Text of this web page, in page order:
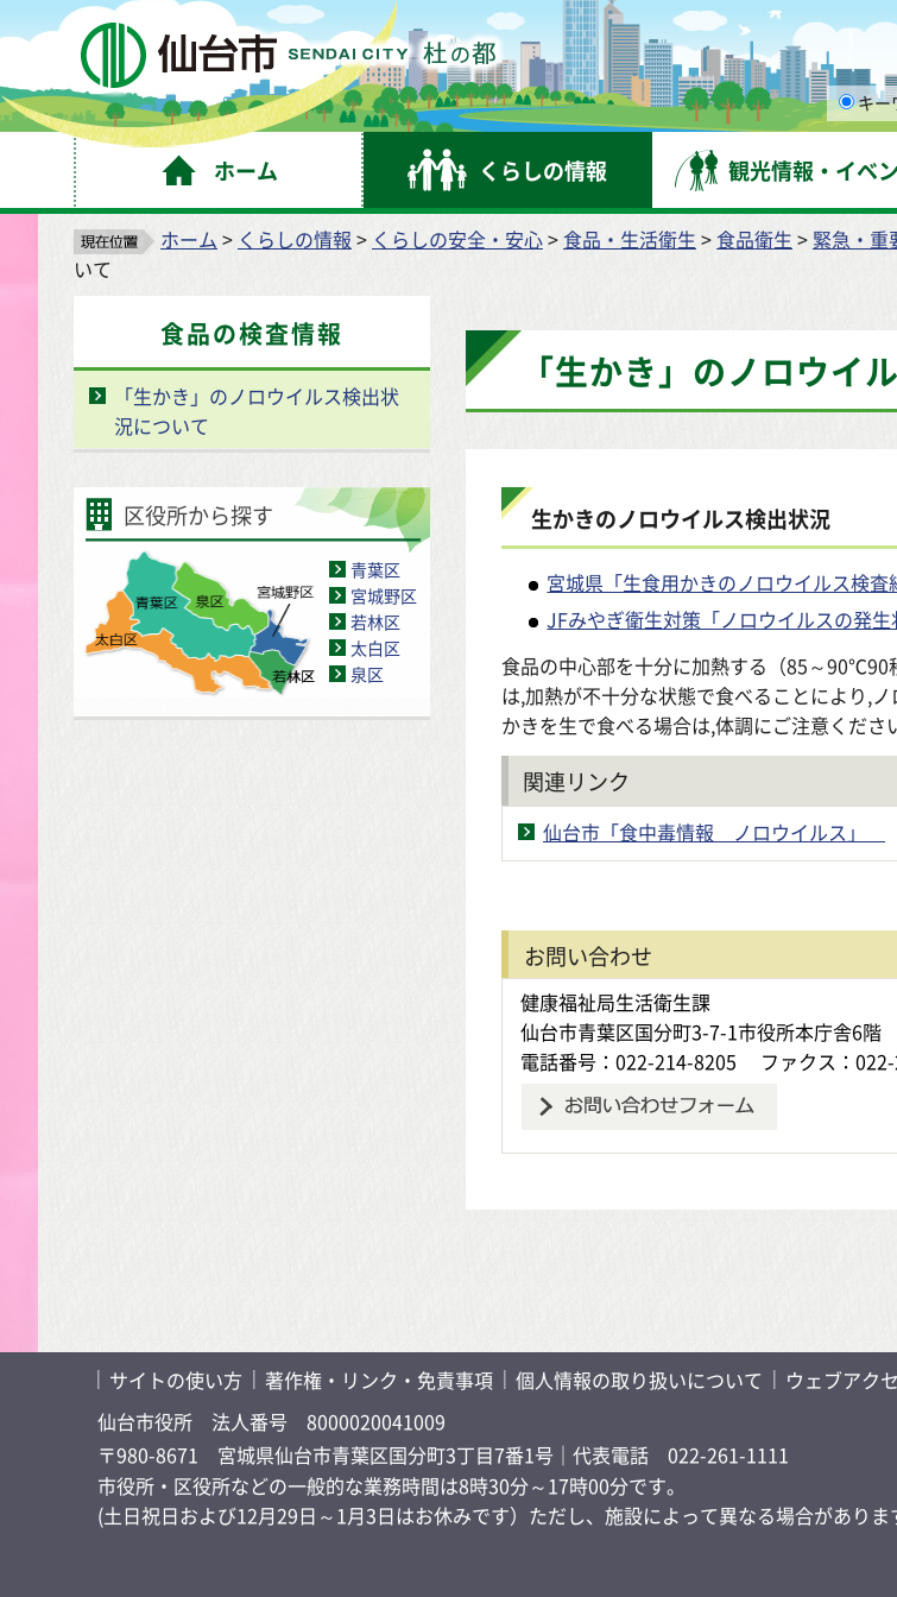
仙台市
キー
ホーム くらしの情報 観光情報・イベ
ホーム > くらしの情報 > くらしの安全・安心>食品・生活衛生 >食品衛生 > 緊急・重
いて
食品の検査情報
「生かき」のノロウイルス検出状
況について
区役所から探す
青葉区
宮城野区
若林区
太白区
泉区
「生かき」のノロウイ
生かきのノロウイルス検出状況
宮城県「生食用かきのノロウイルス検査
JFみやぎ衛生対策「ノロウイルスの発生
食品の中心部を十分に加熱する（85～90℃90
は,加熱が不十分な状態で食べることにより,
かきを生で食べる場合は,体調にご注意くださ
関連リンク
仙台市「食中毒情報 ノロウイルス」
お問い合わせ
健康福祉局生活衛生課
仙台市青葉区国分町3-7-1市役所本庁舎6階
電話番号：022-214-8205
ファクス：
サイトの使い方 著作権・リンク・免責事項 個人情報の取り扱いについて
ウェブアク
仙台市役所 法人番号 8000020041009
〒980-8671 宮城県仙台市青葉区国分町3丁目7番1号 ｜代表電話 022-261-1111
市役所・区役所などの一般的な業務時間は8時30分～17時00分です。
(土日祝日および12月29日～1月3日はお休みです）ただし、施設によって異なる場合がありま